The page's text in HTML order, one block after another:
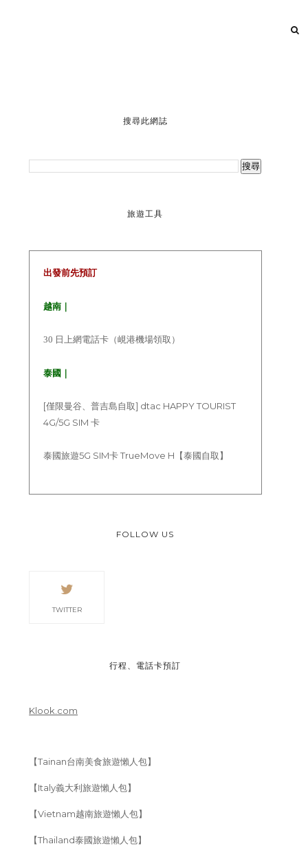
搜尋此網誌
旅遊工具
出發前先預訂
越南｜
30 日上網電話卡（峴港機場領取）
泰國｜
[僅限曼谷、普吉島自取] dtac HAPPY TOURIST
4G/5G SIM 卡
泰國旅遊5G SIM卡 TrueMove H【泰國自取】
FOLLOW US
TWITTER
行程、電話卡預訂
Klook.com
【Tainan台南美食旅遊懶人包】
【Italy義大利旅遊懶人包】
【Vietnam越南旅遊懶人包】
【Thailand泰國旅遊懶人包】